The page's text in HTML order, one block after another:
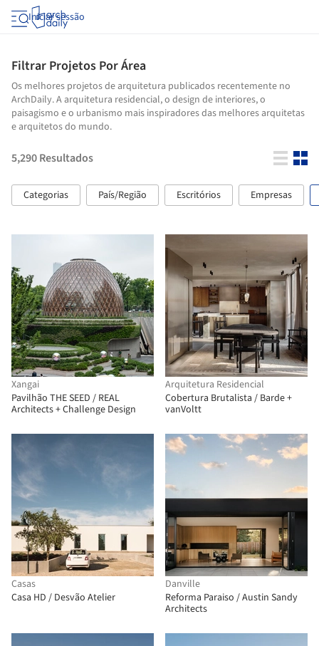
Iniciar sessão
Filtrar Projetos Por Área
Os melhores projetos de arquitetura publicados recentemente no
ArchDaily. A arquitetura residencial, o design de interiores, o
paisagismo e o urbanismo mais inspiradores das melhores arquitetas
e arquitetos do mundo.
5,290Resultados
Categorias País/Região Escritórios Empresas
Xangai
Pavilhão THE SEED / REAL
Architects + Challenge Design
Arquitetura Residencial
Cobertura Brutalista / Barde +
vanVoltt
Casas
Casa HD / Desvão Atelier
Danville
Reforma Paraiso / Austin Sandy
Architects